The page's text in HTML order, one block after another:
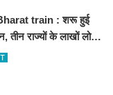
train : शरू हुई
तीन राज्यों के लाखों लोगों
देखें पूरा रूटमैप